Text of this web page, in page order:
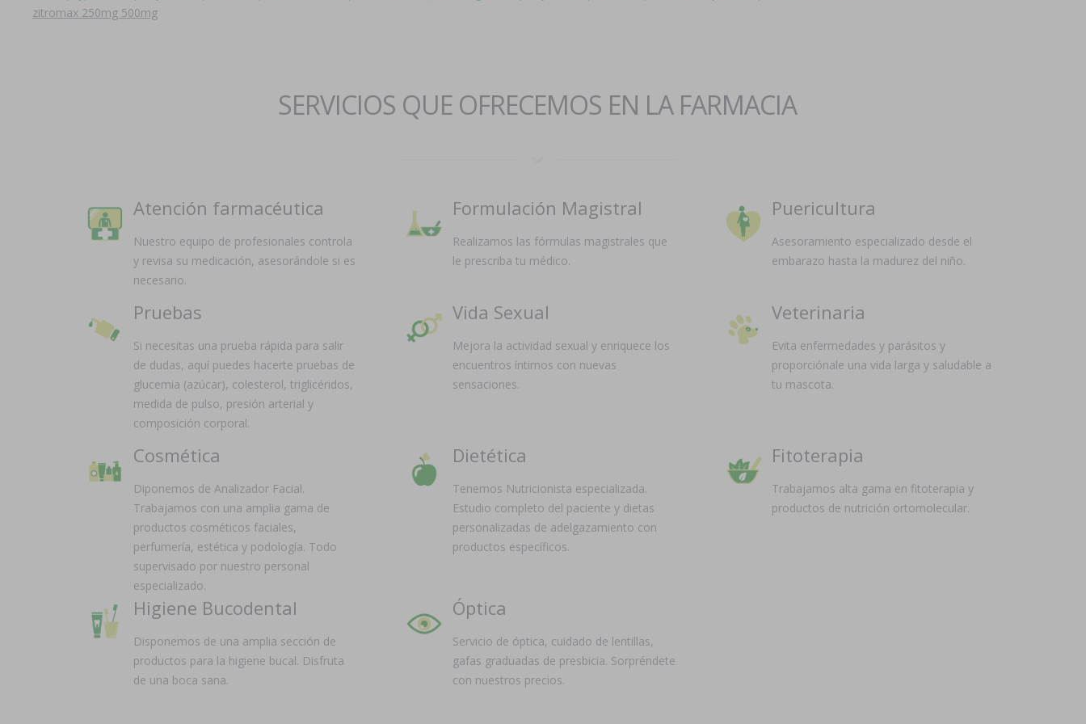
zitromax 250mg 500mg
SERVICIOS QUE OFRECEMOS EN LA FARMACIA
Atención farmacéutica
Nuestro equipo de profesionales controla
y revisa su medicación, asesorándole si es
necesario.
Formulación Magistral
Realizamos las fórmulas magistrales que
le prescriba tu médico.
Puericultura
Asesoramiento especializado desde el
embarazo hasta la madurez del niño.
Pruebas
Si necesitas una prueba rápida para salir
de dudas, aquí puedes hacerte pruebas de
glucemia (azúcar), colesterol, triglicéridos,
medida de pulso, presión arterial y
composición corporal.
Vida Sexual
Mejora la actividad sexual y enriquece los
encuentros íntimos con nuevas
sensaciones.
Veterinaria
Evita enfermedades y parásitos y
proporciónale una vida larga y saludable a
tu mascota.
Cosmética
Diponemos de Analizador Facial.
Trabajamos con una amplia gama de
productos cosméticos faciales,
perfumería, estética y podología. Todo
supervisado por nuestro personal
especializado.
Dietética
Tenemos Nutricionista especializada.
Estudio completo del paciente y dietas
personalizadas de adelgazamiento con
productos específicos.
Fitoterapia
Trabajamos alta gama en fitoterapia y
productos de nutrición ortomolecular.
Higiene Bucodental
Disponemos de una amplia sección de
productos para la higiene bucal. Disfruta
de una boca sana.
Óptica
Servicio de óptica, cuidado de lentillas,
gafas graduadas de presbicia. Sorpréndete
con nuestros precios.